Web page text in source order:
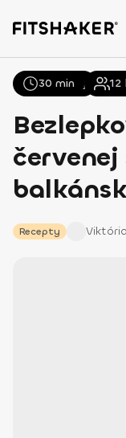
Všetky
červenej
Recepty Viktória
30 min 12